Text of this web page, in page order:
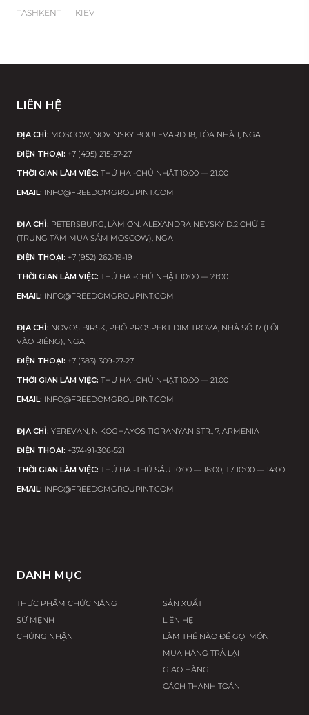
TASHKENT
KIEV
EMAIL
TÊN
ĐIỆN
LIÊN HỆ
ĐỊA CHỈ: MOSCOW, NOVINSKY BOULEVARD 18, TÒA NHÀ 1, NGA
ĐIỆN THOẠI: +7 (495) 215-27-27
THỜI GIAN LÀM VIỆC: THỨ HAI-CHỦ NHẬT 10:00 — 21:00
EMAIL: INFO@FREEDOMGROUPINT.COM
ĐỊA CHỈ: PETERSBURG, LÀM ƠN. ALEXANDRA NEVSKY D.2 CHỮ E
(TRUNG TÂM MUA SẮM MOSCOW), NGA
ĐIỆN THOẠI: +7 (952) 262-19-19
THỜI GIAN LÀM VIỆC: THỨ HAI-CHỦ NHẬT 10:00 — 21:00
EMAIL: INFO@FREEDOMGROUPINT.COM
ĐỊA CHỈ: NOVOSIBIRSK, PHỐ PROSPEKT DIMITROVA, NHÀ SỐ 17 (LỐI
VÀO RIÊNG), NGA
ĐIỆN THOẠI: +7 (383) 309-27-27
THỜI GIAN LÀM VIỆC: THỨ HAI-CHỦ NHẬT 10:00 — 21:00
EMAIL: INFO@FREEDOMGROUPINT.COM
ĐỊA CHỈ: YEREVAN, NIKOGHAYOS TIGRANYAN STR., 7, ARMENIA
ĐIỆN THOẠI: +374-91-306-521
THỜI GIAN LÀM VIỆC: THỨ HAI-THỨ SÁU 10:00 — 18:00, T7 10:00 — 14:00
EMAIL: INFO@FREEDOMGROUPINT.COM
DANH MỤC
THỰC PHẨM CHỨC NĂNG
SỨ MỆNH
CHỨNG NHẬN
SẢN XUẤT
LIÊN HỆ
LÀM THẾ NÀO ĐỂ GỌI MÓN
MUA HÀNG TRẢ LẠI
GIAO HÀNG
CÁCH THANH TOÁN